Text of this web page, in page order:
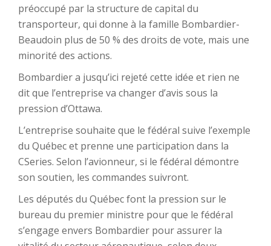
préoccupé par la structure de capital du
transporteur, qui donne à la famille Bombardier-
Beaudoin plus de 50 % des droits de vote, mais une
minorité des actions.
Bombardier a jusqu’ici rejeté cette idée et rien ne
dit que l’entreprise va changer d’avis sous la
pression d’Ottawa.
L’entreprise souhaite que le fédéral suive l’exemple
du Québec et prenne une participation dans la
CSeries. Selon l’avionneur, si le fédéral démontre
son soutien, les commandes suivront.
Les députés du Québec font la pression sur le
bureau du premier ministre pour que le fédéral
s’engage envers Bombardier pour assurer la